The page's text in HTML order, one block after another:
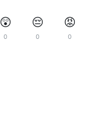
😲
0
😔
0
😡
0